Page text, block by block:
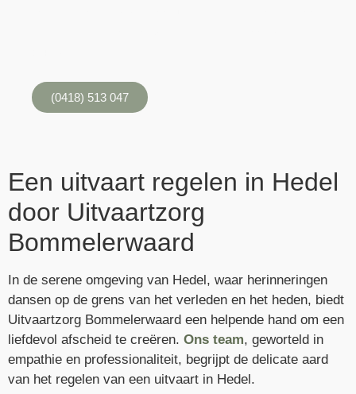
(0418) 513 047
Een uitvaart regelen in Hedel
door Uitvaartzorg
Bommelerwaard
In de serene omgeving van Hedel, waar herinneringen
dansen op de grens van het verleden en het heden, biedt
Uitvaartzorg Bommelerwaard een helpende hand om een
liefdevol afscheid te creëren. Ons team, geworteld in
empathie en professionaliteit, begrijpt de delicate aard
van het regelen van een uitvaart in Hedel.